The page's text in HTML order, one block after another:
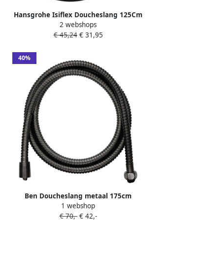
Hansgrohe Isiflex Doucheslang 125Cm
Mat Zwart 28272670
2 webshops
€ 45,24€ 31,95
40%
Ben Doucheslang metaal 175cm
Geborsteld Zwart
1 webshop
€ 70,-€ 42,-